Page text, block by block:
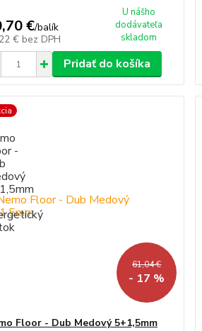
€/balík
€ bez DPH
U nášho
dodávateľa
skladom
Pridať do košíka
61,04 €
- 17 %
Floor - Dub Medový 5+1,5mm